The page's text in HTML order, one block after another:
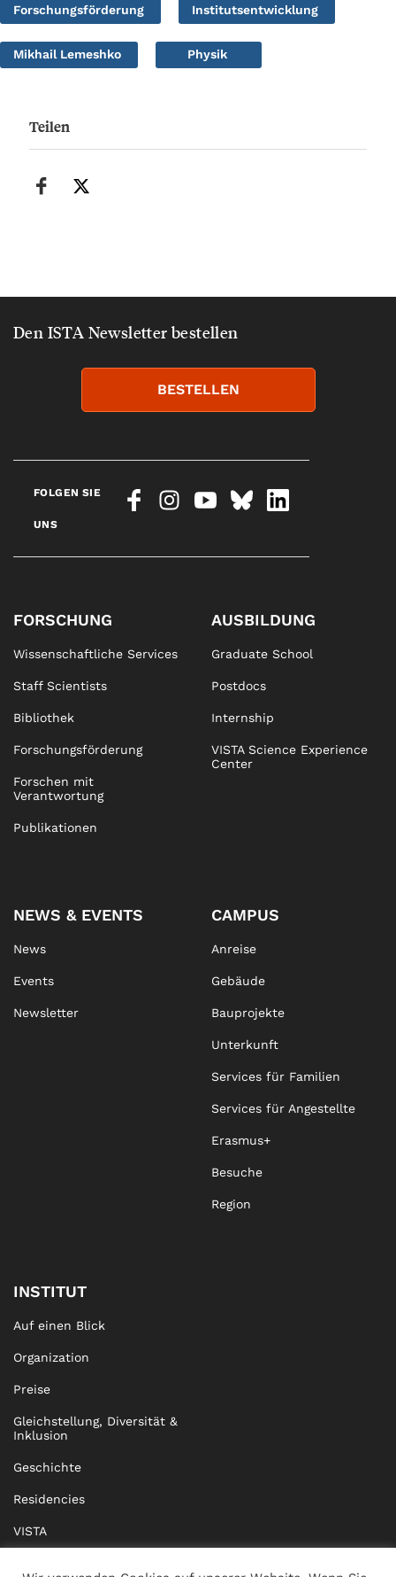
Forschungsförderung Institutsentwicklung
Mikhail Lemeshko Physik
Teilen
Den ISTA Newsletter bestellen
BESTELLEN
FOLGEN SIE
UNS
FORSCHUNG
Wissenschaftliche Services
Staff Scientists
Bibliothek
Forschungsförderung
Forschen mit
Verantwortung
Publikationen
AUSBILDUNG
Graduate School
Postdocs
Internship
VISTA Science Experience
Center
NEWS & EVENTS
News
Events
Newsletter
CAMPUS
Anreise
Gebäude
Bauprojekte
Unterkunft
Services für Familien
Services für Angestellte
Erasmus+
Besuche
Region
INSTITUT
Auf einen Blick
Organization
Preise
Gleichstellung, Diversität &
Inklusion
Geschichte
Residencies
VISTA